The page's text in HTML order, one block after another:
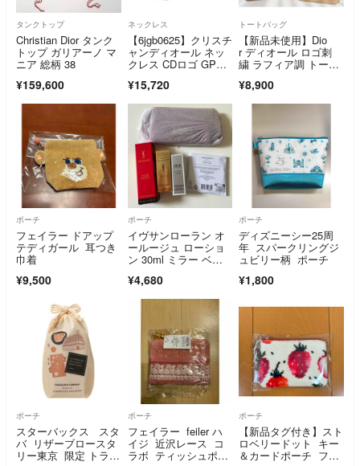
タンクトップ
Christian Dior タンク
トップ ガリアーノ マ
ニア 総柄 38
¥159,600
ネックレス
【6jgb0625】クリスチ
ャンディオール ネッ
クレス CDロゴ GPメ
ン ゴールド【中古】
レディース
¥15,720
トートバッグ
【新品未使用】Dio
r ディオール ロゴ刺
繍 ラフィア調 トート
いサイズ
¥8,900
ポーチ
フェイラー ドアップ
テディガール 耳つき
巾着
¥9,500
ポーチ
イヴサンローラン オ
ールージュ ローショ
ン 30ml ミラー ベル
品 ノベルティ
¥4,680
ポーチ
ディズニーシー25周
年 スパークリングジ
ュビリー柄 ポーチ
¥1,800
ポーチ
スターバックス スタ
バ リザーブロースタ
リー東京 限定 トラベ
ポーチ
フェイラー feiler ハ
イジ 近沢レース コ
ラボ ティッシュポー
ポーチ
【新品タグ付き】スト
ロベリードット キー
＆カードポーチ フェ